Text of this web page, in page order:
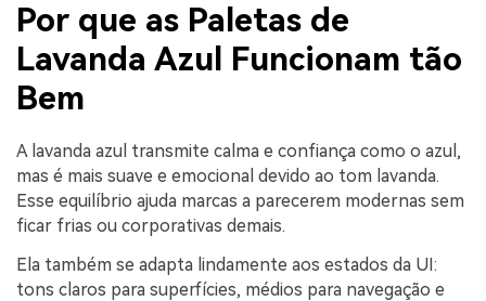
Por que as Paletas de
Lavanda Azul Funcionam tão
Bem
A lavanda azul transmite calma e confiança como o azul,
mas é mais suave e emocional devido ao tom lavanda.
Esse equilíbrio ajuda marcas a parecerem modernas sem
ficar frias ou corporativas demais.
Ela também se adapta lindamente aos estados da UI:
tons claros para superfícies, médios para navegação e